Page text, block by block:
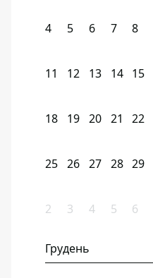
4 5 6 7 8
11 12 13 14 15
18 19 20 21 22
25 26 27 28 29
2 3 4 5 6
Грудень